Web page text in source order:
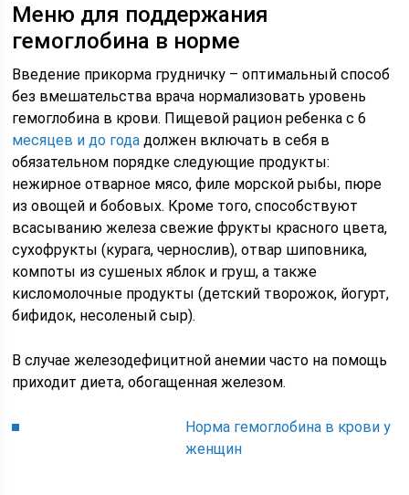
Меню для поддержания
гемоглобина в норме
Введение прикорма грудничку – оптимальный способ
без вмешательства врача нормализовать уровень
гемоглобина в крови. Пищевой рацион ребенка с 6
месяцев и до года должен включать в себя в
обязательном порядке следующие продукты:
нежирное отварное мясо, филе морской рыбы, пюре
из овощей и бобовых. Кроме того, способствуют
всасыванию железа свежие фрукты красного цвета,
сухофрукты (курага, чернослив), отвар шиповника,
компоты из сушеных яблок и груш, а также
кисломолочные продукты (детский творожок, йогурт,
бифидок, несоленый сыр).
В случае железодефицитной анемии часто на помощь
приходит диета, обогащенная железом.
Норма гемоглобина в крови у
женщин